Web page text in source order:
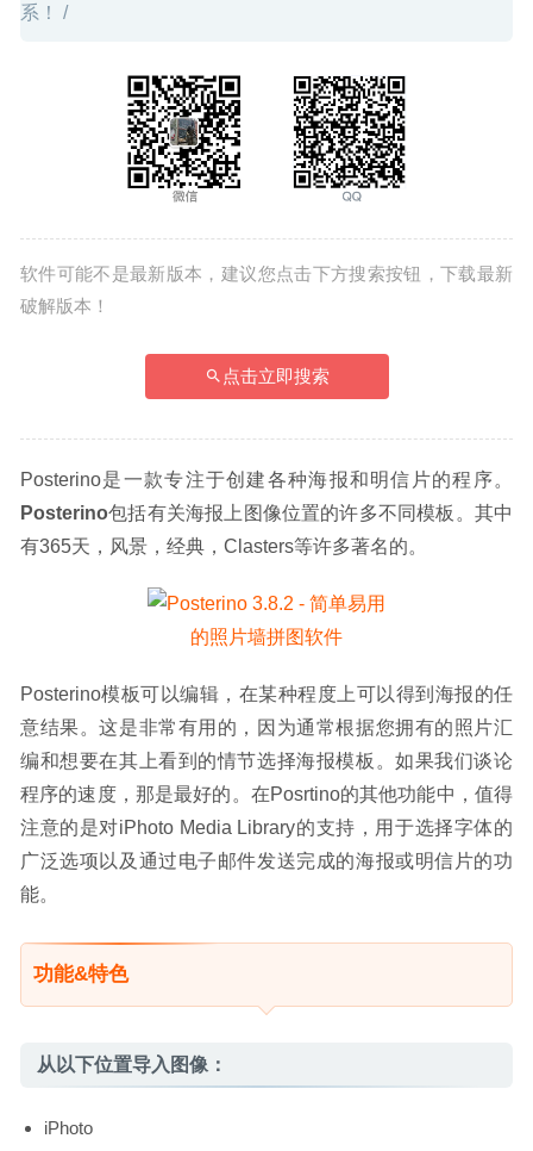
系！ /
软件可能不是最新版本，建议您点击下方搜索按钮，下载最新
破解版本！
点击立即搜索
Posterino是一款专注于创建各种海报和明信片的程序。
Posterino包括有关海报上图像位置的许多不同模板。其中
有365天，风景，经典，Clasters等许多著名的。
Posterino模板可以编辑，在某种程度上可以得到海报的任
意结果。这是非常有用的，因为通常根据您拥有的照片汇
编和想要在其上看到的情节选择海报模板。如果我们谈论
程序的速度，那是最好的。在Posrtino的其他功能中，值得
注意的是对iPhoto Media Library的支持，用于选择字体的
广泛选项以及通过电子邮件发送完成的海报或明信片的功
能。
功能&特色
从以下位置导入图像：
iPhoto